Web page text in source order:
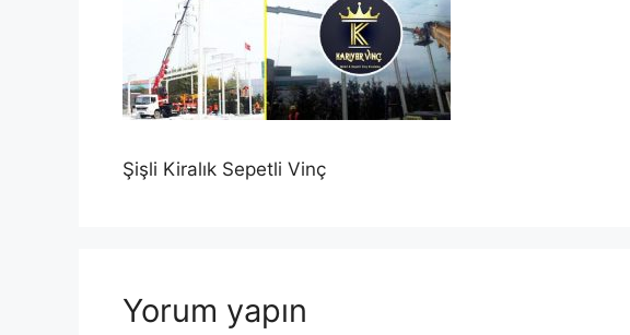
Şişli Kiralık Sepetli Vinç
Yorum yapın